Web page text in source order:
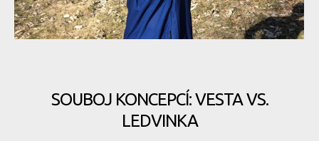
Osprey Escapist Velocity 6
Osprey Escapist Velocity 6
SOUBOJ KONCEPCÍ: VESTA VS.
LEDVINKA